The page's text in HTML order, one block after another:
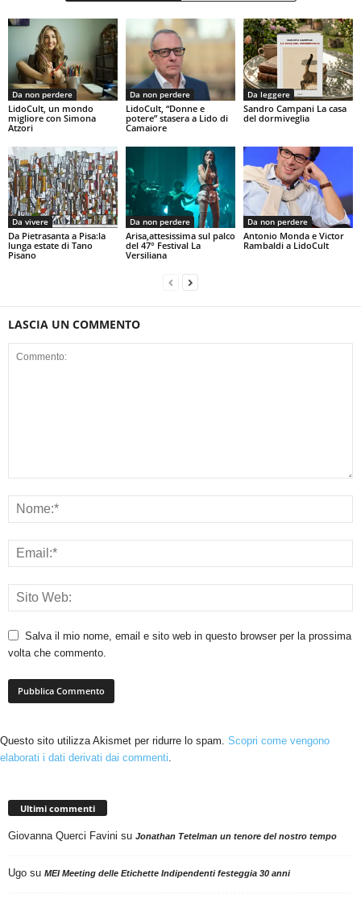
Da non perdere
LidoCult, un mondo
migliore con Simona
Atzori
Da non perdere
LidoCult, “Donne e
potere” stasera a Lido di
Camaiore
Da leggere
Sandro Campani La casa
del dormiveglia
Da vivere
Da Pietrasanta a Pisa:la
lunga estate di Tano
Pisano
Da non perdere
Arisa,attesissima sul palco
del 47° Festival La
Versiliana
Da non perdere
Antonio Monda e Victor
Rambaldi a LidoCult
LASCIA UN COMMENTO
Salva il mio nome, email e sito web in questo browser per la prossima
volta che commento.
Questo sito utilizza Akismet per ridurre lo spam. Scopri come vengono
elaborati i dati derivati dai commenti.
Ultimi commenti
Giovanna Querci Favini su Jonathan Tetelman un tenore del nostro tempo
Ugo su MEI Meeting delle Etichette Indipendenti festeggia 30 anni